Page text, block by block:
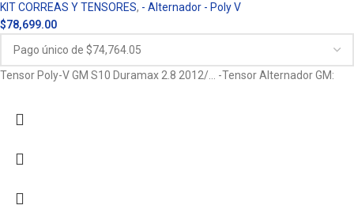
KIT CORREAS Y TENSORES, - Alternador - Poly V
$78,699.00
Tensor Poly-V GM S10 Duramax 2.8 2012/… -Tensor Alternador GM: